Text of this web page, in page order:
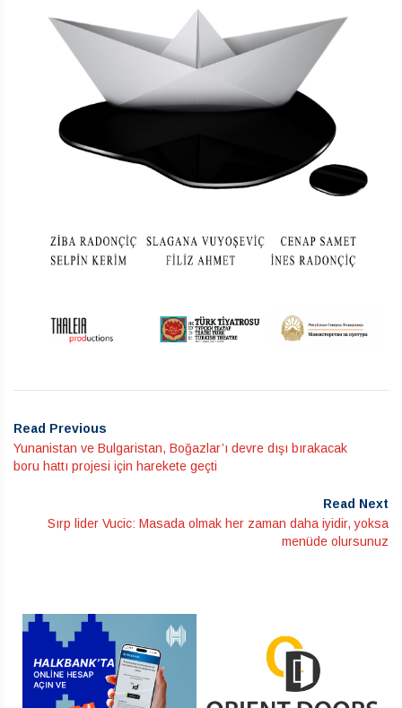
Read Previous
Yunanistan ve Bulgaristan, Boğazlar’ı devre dışı bırakacak
boru hattı projesi için harekete geçti
Read Next
Sırp lider Vucic: Masada olmak her zaman daha iyidir, yoksa
menüde olursunuz